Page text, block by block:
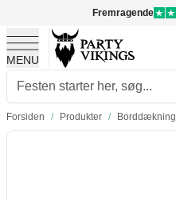
Fremragende
MENU
Skip to Content
Forsiden / Produkter / Borddækning